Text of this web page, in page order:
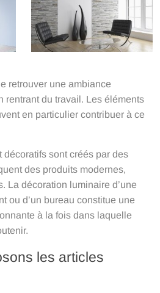
retrouver une ambiance
rentrant du travail. Les éléments
en particulier contribuer à ce
sont créés par des
des produits modernes,
La décoration luminaire d’une
ou d’un bureau constitue une
à la fois dans laquelle
les articles